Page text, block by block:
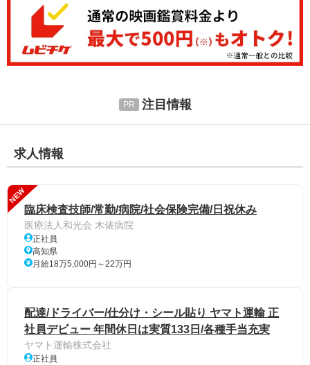
注目情報
求人情報
NEW
臨床検査技師/常勤/病院/社会保険完備/日祝休み
医療法人和光会 木俵病院
正社員
高知県
月給18万5,000円～22万円
配達/ドライバー/仕分け・シール貼り ヤマト運輸 正
社員デビュー 年間休日は実質133日/各種手当充実
ヤマト運輸株式会社
正社員